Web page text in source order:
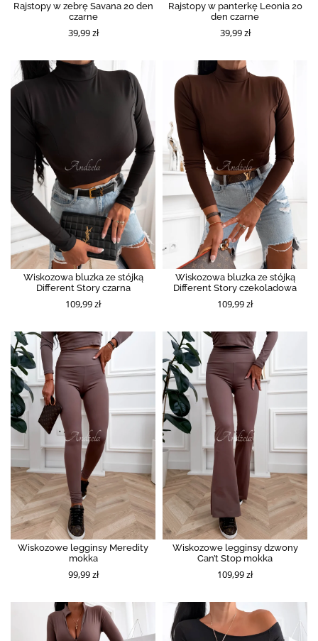
Rajstopy w zebrę Savana 20 den
czarne
39,99 zł
Rajstopy w panterkę Leonia 20
den czarne
39,99 zł
Wiskozowa bluzka ze stójką
Different Story czarna
109,99 zł
Wiskozowa bluzka ze stójką
Different Story czekoladowa
109,99 zł
Wiskozowe legginsy Meredity
mokka
99,99 zł
Wiskozowe legginsy dzwony
Can’t Stop mokka
109,99 zł